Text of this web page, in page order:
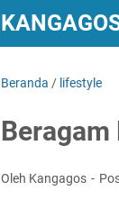
Beranda / lifestyle
Oleh Kangagos